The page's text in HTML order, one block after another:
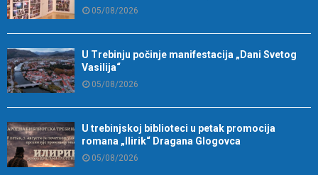
05/08/2026
U Trebinju počinje manifestacija „Dani Svetog
Vasilija“
05/08/2026
U trebinjskoj biblioteci u petak promocija
romana „Ilirik“ Dragana Glogovca
05/08/2026